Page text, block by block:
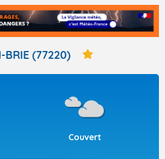
LES RÉSULTATS
Articles
BRIE (77220)
Couvert